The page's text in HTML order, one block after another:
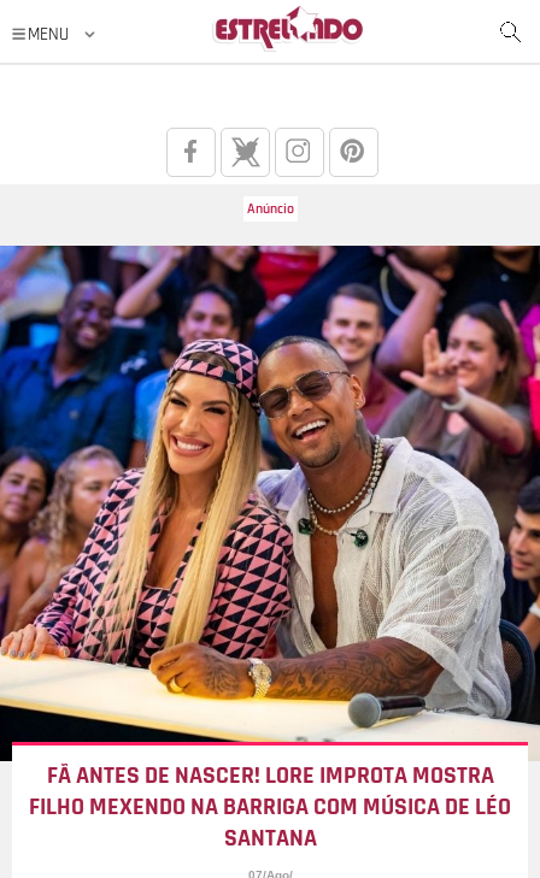
FÃ ANTES DE NASCER! LORE IMPROTA MOSTRA
FILHO MEXENDO NA BARRIGA COM MÚSICA DE LÉO
SANTANA
07/Ago/